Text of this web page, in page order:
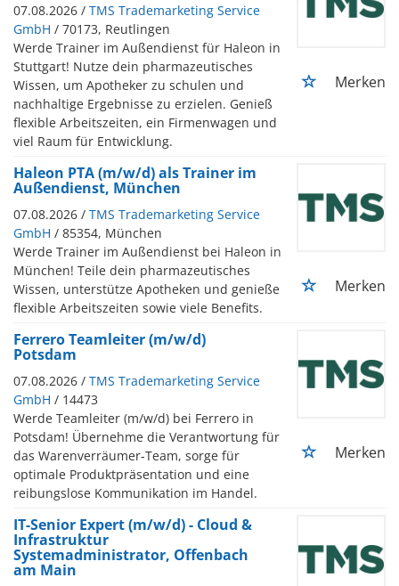
07.08.2026 / TMS Trademarketing Service
GmbH / 70173, Reutlingen
Werde Trainer im Außendienst für Haleon in
Stuttgart! Nutze dein pharmazeutisches
Wissen, um Apotheker zu schulen und
nachhaltige Ergebnisse zu erzielen. Genieß
flexible Arbeitszeiten, ein Firmenwagen und
viel Raum für Entwicklung.
Merken
Haleon PTA (m/w/d) als Trainer im
Außendienst, München
07.08.2026 / TMS Trademarketing Service
GmbH / 85354, München
Werde Trainer im Außendienst bei Haleon in
München! Teile dein pharmazeutisches
Wissen, unterstütze Apotheken und genieße
flexible Arbeitszeiten sowie viele Benefits.
Merken
Ferrero Teamleiter (m/w/d)
Potsdam
07.08.2026 / TMS Trademarketing Service
GmbH / 14473
Werde Teamleiter (m/w/d) bei Ferrero in
Potsdam! Übernehme die Verantwortung für
das Warenverräumer-Team, sorge für
optimale Produktpräsentation und eine
reibungslose Kommunikation im Handel.
Merken
IT-Senior Expert (m/w/d) - Cloud &
Infrastruktur
Systemadministrator, Offenbach
am Main